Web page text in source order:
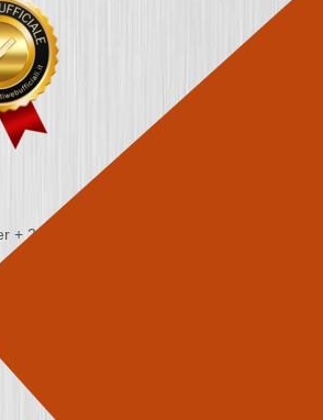
+ 2000/2006 - Programma